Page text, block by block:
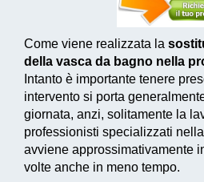
Come viene realizzata la
della vasca da bagno nella
Intanto è importante tenere
intervento si porta
giornata, anzi, solitamente la
professionisti specializzati
avviene approssimativamente
volte anche in meno tempo.